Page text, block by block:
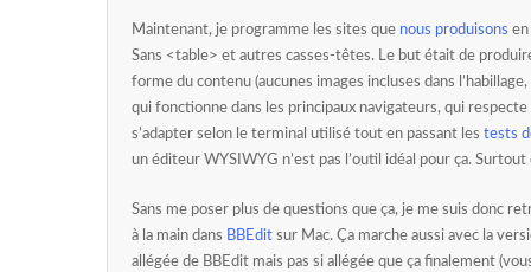
Maintenant, je programme les sites que nous produisons
Sans <table> et autres casses-têtes. Le but était de
forme du contenu (aucunes images incluses dans
qui fonctionne dans les principaux navigateurs, qui
s’adapter selon le terminal utilisé tout en passant les tests
un éditeur WYSIWYG n’est pas l’outil idéal pour ça.
Sans me poser plus de questions que ça, je me suis donc
à la main dans BBEdit sur Mac. Ça marche aussi avec la
allégée de BBEdit mais pas si allégée que ça finalement